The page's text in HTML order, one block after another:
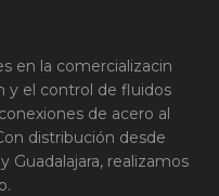
en la comercializacin
y el control de fluidos
de acero al
distribución desde
realizamos